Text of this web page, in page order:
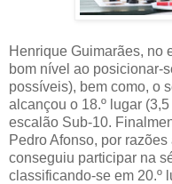
Henrique Guimarães, no
bom nível ao posicionar-
possíveis), bem como, o
alcançou o 18.º lugar
escalão Sub-10.
Pedro Afonso, por
conseguiu participar na
classificando-se em 20.º